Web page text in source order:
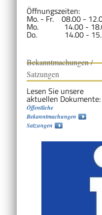
Öffnungszeiten:
Mo. - Fr. 08.00 -
Mo. 14.00 -
Do. 14.00 -
Bekanntmachungen /
Satzungen
Lesen Sie unsere
aktuellen Dokumente:
Öffentliche
Bekanntmachungen
Satzungen